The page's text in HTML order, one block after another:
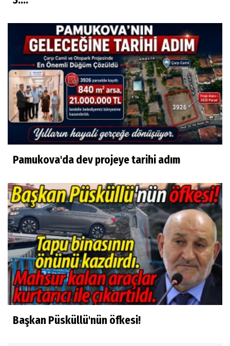
Pamukova'da dev projeye tarihi adım
Başkan Püsküllü'nün öfkesi!